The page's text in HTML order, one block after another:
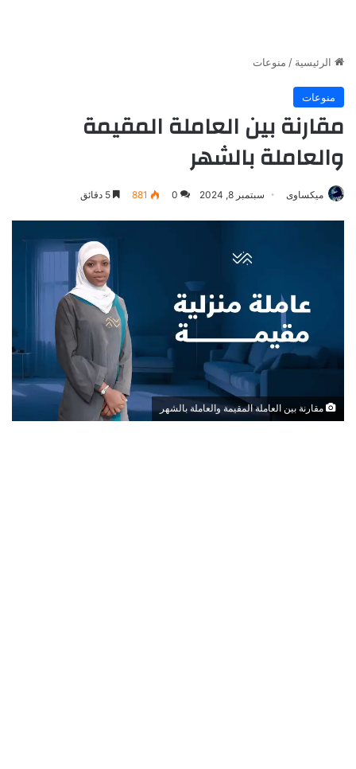
الرئيسية / منوعات
منوعات
مقارنة بين العاملة المقيمة
والعاملة بالشهر
ميكساوى سبتمبر 8, 2024 0
881
مقارنة بين العاملة المقيمة والعاملة بالشهر